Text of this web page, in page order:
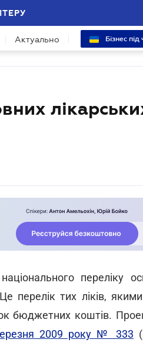
Актуально Бізнес під
переліку
перелік тих ліків,
бюджетних коштів.
2009 року № 333